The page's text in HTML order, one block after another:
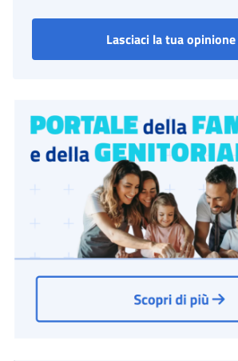
Lasciaci la tua opinione